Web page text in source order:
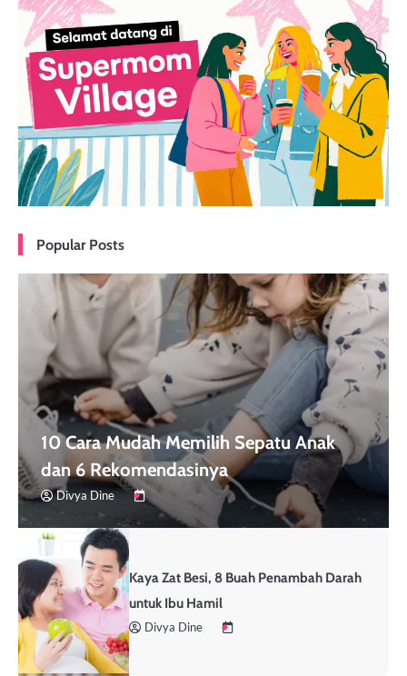
Popular Posts
10 Cara Mudah Memilih Sepatu Anak
dan 6 Rekomendasinya
Divya Dine
Kaya Zat Besi, 8 Buah Penambah Darah
untuk Ibu Hamil
Divya Dine